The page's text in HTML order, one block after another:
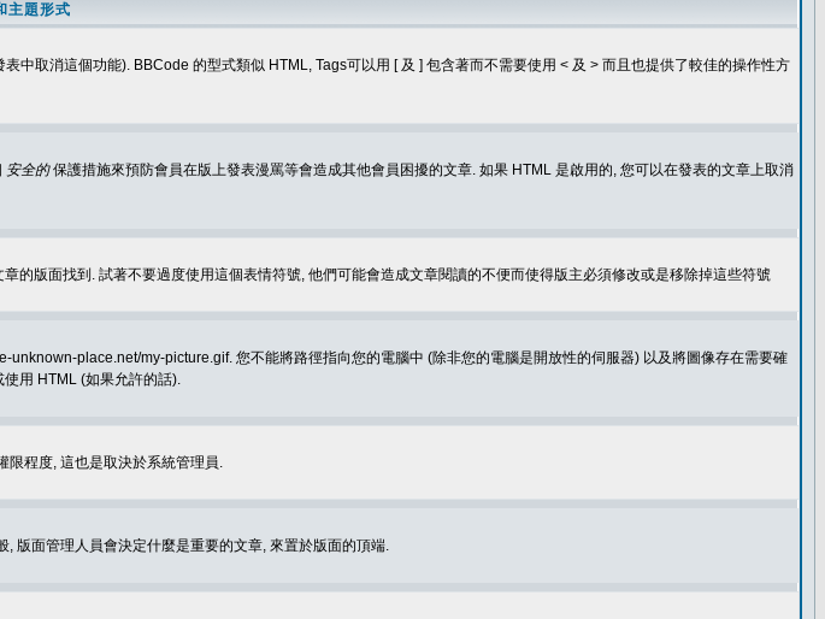
主題形式
取消這個功能). BBCode 的型式類似 HTML, Tags可以用 [ 及 ] 包含著而不需要使用 < 及 > 而且也提供了較佳的操作性方
安全的保護措施來預防會員在版上發表漫罵等會造成其他會員困擾的文章. 如果 HTML 是啟用的, 您可以在發表的文章上取消
的版面找到. 試著不要過度使用這個表情符號, 他們可能會造成文章閱讀的不便而使得版主必須修改或是移除掉這些符號
place.net/my-picture.gif. 您不能將路徑指向您的電腦中 (除非您的電腦是開放性的伺服器) 以及將圖像存在需要確
用 HTML (如果允許的話).
限程度, 這也是取決於系統管理員.
版面管理人員會決定什麼是重要的文章, 來置於版面的頂端.